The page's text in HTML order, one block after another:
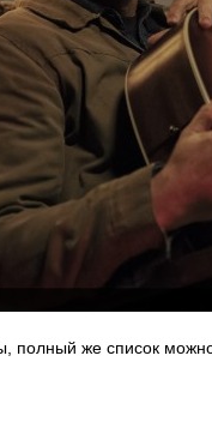
полный же список